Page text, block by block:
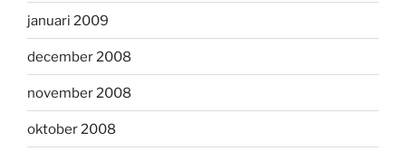
januari 2009
december 2008
november 2008
oktober 2008